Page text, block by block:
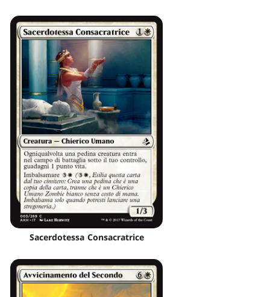
Sacerdotessa Consacratrice